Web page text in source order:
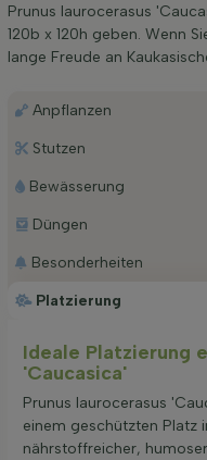
Prunus laurocerasus
120b x 120h geben. Wenn
lange Freude an
Platzierung
Anpflanzen
Stutzen
Bewässerung
Düngen
Besonderheiten
Ideale Platzierung
'Caucasica'
Prunus laurocerasus
einem geschützten Platz
nährstoffreicher,